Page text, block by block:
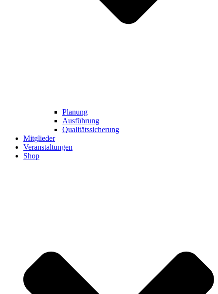
Planung
Ausführung
Qualitätssicherung
Mitglieder
Veranstaltungen
Shop